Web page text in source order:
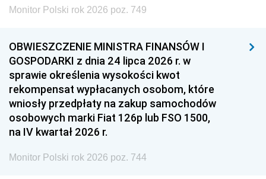
Monitor Polski rok 2026 poz. 749
OBWIESZCZENIE MINISTRA FINANSÓW I
GOSPODARKI z dnia 24 lipca 2026 r. w
sprawie określenia wysokości kwot
rekompensat wypłacanych osobom, które
wniosły przedpłaty na zakup samochodów
osobowych marki Fiat 126p lub FSO 1500,
na IV kwartał 2026 r.
Monitor Polski rok 2026 poz. 744